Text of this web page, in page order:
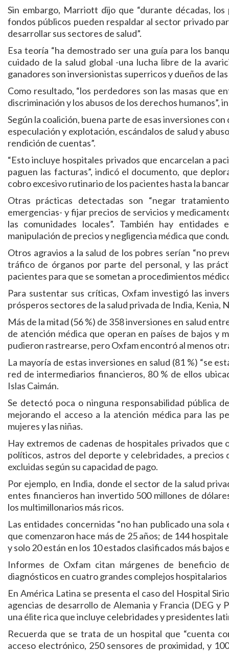
Sin embargo, Marriott dijo que “durante décadas,
fondos públicos pueden respaldar al sector privado
desarrollar sus sectores de salud”.
Esa teoría “ha demostrado ser una guía para los
cuidado de la salud global -una lucha libre de la
ganadores son inversionistas superricos y dueños de
Como resultado, “los perdedores son las masas que
discriminación y los abusos de los derechos humanos”,
Según la coalición, buena parte de esas inversiones
especulación y explotación, escándalos de salud y
rendición de cuentas”.
“Esto incluye hospitales privados que encarcelan a
paguen las facturas”, indicó el documento, que
cobro excesivo rutinario de los pacientes hasta la
Otras prácticas detectadas son “negar
emergencias- y fijar precios de servicios y
las comunidades locales”. También hay
manipulación de precios y negligencia médica que
Otros agravios a la salud de los pobres serían “no
tráfico de órganos por parte del personal, y las
pacientes para que se sometan a procedimientos
Para sustentar sus críticas, Oxfam investigó las
prósperos sectores de la salud privada de India, Kenia,
Más de la mitad (56 %) de 358 inversiones en salud
de atención médica que operan en países de bajos y
pudieron rastrearse, pero Oxfam encontró al menos
La mayoría de estas inversiones en salud (81 %) “se
red de intermediarios financieros, 80 % de ellos
Islas Caimán.
Se detectó poca o ninguna responsabilidad pública
mejorando el acceso a la atención médica para las
mujeres y las niñas.
Hay extremos de cadenas de hospitales privados
políticos, astros del deporte y celebridades, a
excluidas según su capacidad de pago.
Por ejemplo, en India, donde el sector de la salud
entes financieros han invertido 500 millones de
los multimillonarios más ricos.
Las entidades concernidas “no han publicado una
que comenzaron hace más de 25 años; de 144
y solo 20 están en los 10 estados clasificados más bajos
Informes de Oxfam citan márgenes de beneficio
diagnósticos en cuatro grandes complejos
En América Latina se presenta el caso del Hospital
agencias de desarrollo de Alemania y Francia (DEG y
una élite rica que incluye celebridades y presidentes
Recuerda que se trata de un hospital que “cuenta
acceso electrónico, 250 sensores de proximidad, y